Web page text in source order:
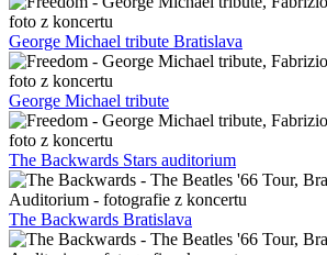
George Michael tribute Bratislava
George Michael tribute
The Backwards Stars auditorium
The Backwards Bratislava